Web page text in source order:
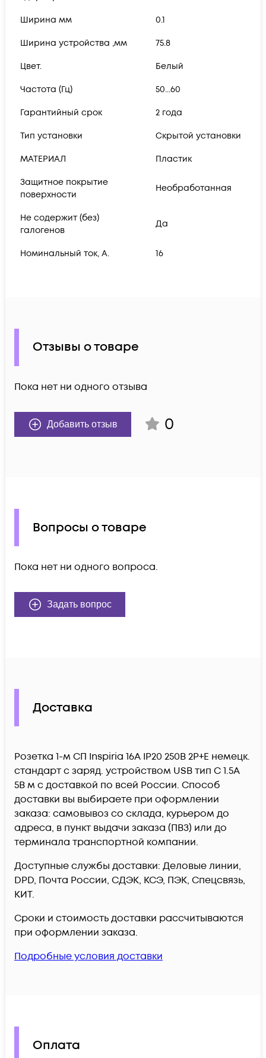
Ширина мм 0.1
Ширина устройства ,мм 75.8
Цвет. Белый
Частота (Гц) 50...60
Гарантийный срок 2 года
Тип установки Скрытой установки
МАТЕРИАЛ Пластик
Защитное покрытие
поверхности
Необработанная
Не содержит (без)
галогенов
Да
Номинальный ток, А. 16
Отзывы о товаре
Пока нет ни одного отзыва
Добавить отзыв 0
Вопросы о товаре
Пока нет ни одного вопроса.
Задать вопрос
Доставка
Розетка 1-м СП Inspiria 16А IP20 250В 2P+E немецк.
стандарт с заряд. устройством USB тип C 1.5А
5В м c доставкой по всей России. Способ
доставки вы выбираете при оформлении
заказа: самовывоз со склада, курьером до
адреса, в пункт выдачи заказа (ПВЗ) или до
терминала транспортной компании.
Доступные службы доставки: Деловые линии,
DPD, Почта России, СДЭК, КСЭ, ПЭК, Спецсвязь,
КИТ.
Сроки и стоимость доставки рассчитываются
при оформлении заказа.
Подробные условия доставки
Оплата